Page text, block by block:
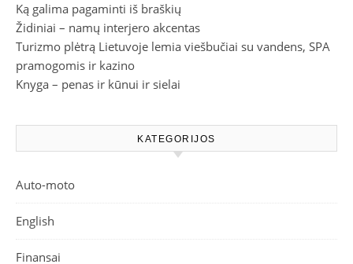
Ką galima pagaminti iš braškių
Židiniai – namų interjero akcentas
Turizmo plėtrą Lietuvoje lemia viešbučiai su vandens, SPA
pramogomis ir kazino
Knyga – penas ir kūnui ir sielai
KATEGORIJOS
Auto-moto
English
Finansai